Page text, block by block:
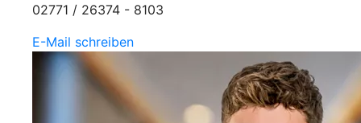
02771 / 26374 - 8103
E-Mail schreiben